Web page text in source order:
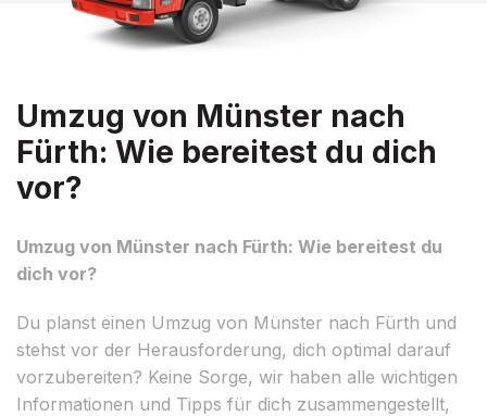
Umzug von Münster nach
Fürth: Wie bereitest du dich
vor?
Umzug von Münster nach Fürth: Wie bereitest du
dich vor?
Du planst einen Umzug von Münster nach Fürth und
stehst vor der Herausforderung, dich optimal darauf
vorzubereiten? Keine Sorge, wir haben alle wichtigen
Informationen und Tipps für dich zusammengestellt,